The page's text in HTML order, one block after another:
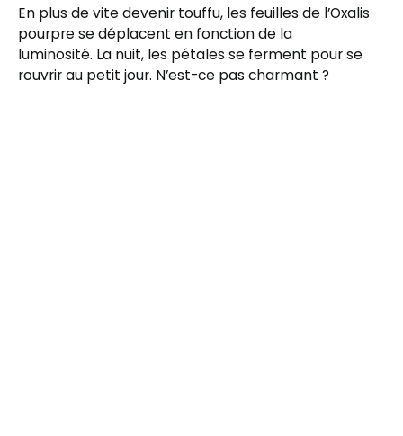
En plus de vite devenir touffu, les feuilles de l’Oxalis
pourpre se déplacent en fonction de la
luminosité. La nuit, les pétales se ferment pour se
rouvrir au petit jour. N’est-ce pas charmant ?